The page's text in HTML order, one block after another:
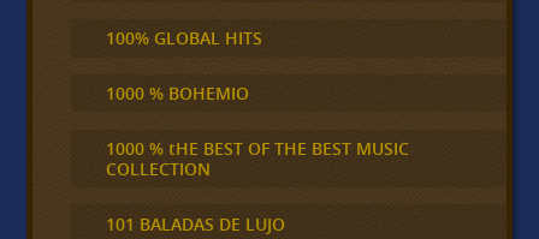
100% GLOBAL HITS
1000 % BOHEMIO
1000 % tHE BEST OF THE BEST MUSIC
COLLECTION
101 BALADAS DE LUJO